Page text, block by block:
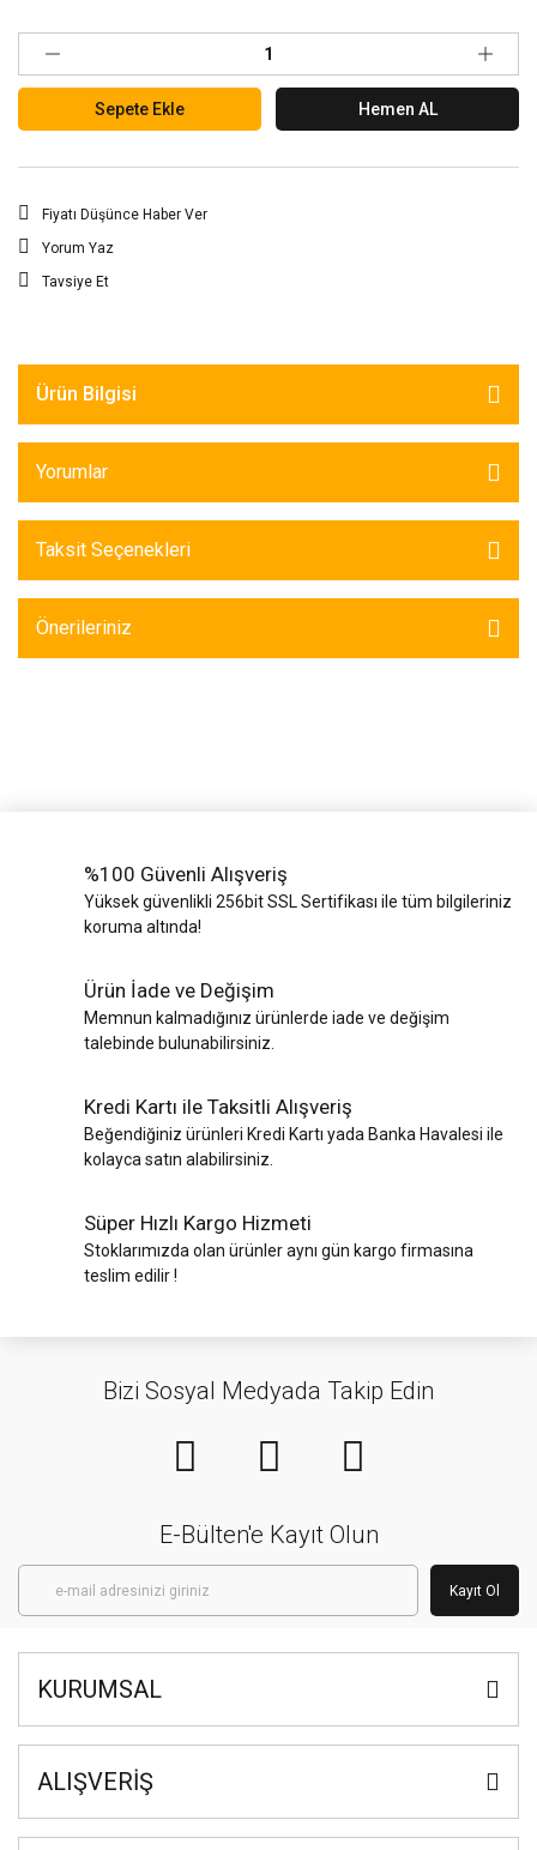
Sepete Ekle Hemen AL
Fiyatı Düşünce Haber Ver
Yorum Yaz
Tavsiye Et
Ürün Bilgisi
Yorumlar
Taksit Seçenekleri
Önerileriniz
%100 Güvenli Alışveriş
Yüksek güvenlikli 256bit SSL Sertifikası ile tüm bilgileriniz
koruma altında!
Ürün İade ve Değişim
Memnun kalmadığınız ürünlerde iade ve değişim
talebinde bulunabilirsiniz.
Kredi Kartı ile Taksitli Alışveriş
Beğendiğiniz ürünleri Kredi Kartı yada Banka Havalesi ile
kolayca satın alabilirsiniz.
Süper Hızlı Kargo Hizmeti
Stoklarımızda olan ürünler aynı gün kargo firmasına
teslim edilir !
Bizi Sosyal Medyada Takip Edin
E-Bülten'e Kayıt Olun
Kayıt Ol
KURUMSAL
ALIŞVERİŞ